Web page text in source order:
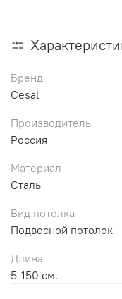
Бренд
Cesal
Производитель
Россия
Материал
Сталь
Вид потолка
Подвесной потолок
Длина
5-150 см.